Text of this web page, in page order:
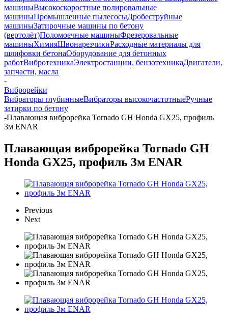
машиныВысокоскоростные полировальные
машиныПромышленные пылесосыДробеструйные
машиныЗатирочные машины по бетону
(вертолёт)Поломоечные машиныФрезеровальные
машиныХимияШвонарезчикиРасходные материалы для
шлифовки бетонаОборудование для бетонных
работВибротехникаЭлектростанции, бензотехникаДвигатели,
запчасти, масла
-
Виброрейки
Вибраторы глубинныеВибраторы высокочастотныеРучные
затирки по бетону
-Плавающая виброрейка Tornado GH Honda GX25, профиль
3м ENAR
Плавающая виброрейка Tornado GH
Honda GX25, профиль 3м ENAR
Previous
Next